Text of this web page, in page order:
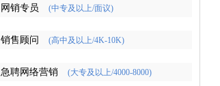
网销专员 (中专及以上/面议)
销售顾问 (高中及以上/4K-10K)
急聘网络营销 (大专及以上/4000-8000)